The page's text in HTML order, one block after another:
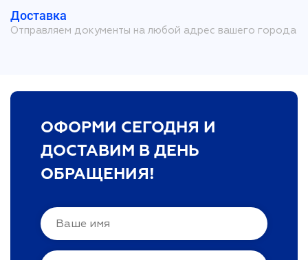
Доставка
Отправляем документы на любой адрес вашего города
ОФОРМИ СЕГОДНЯ И
ДОСТАВИМ В ДЕНЬ
ОБРАЩЕНИЯ!